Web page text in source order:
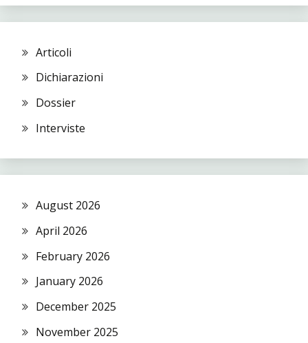
Articoli
Dichiarazioni
Dossier
Interviste
August 2026
April 2026
February 2026
January 2026
December 2025
November 2025